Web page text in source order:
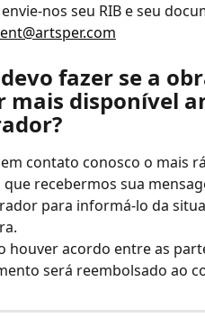
nos seu RIB e seu
fazer se a
mais disponível
contato conosco o mais
que recebermos sua
para informá-lo da
houver acordo entre as
será reembolsado ao